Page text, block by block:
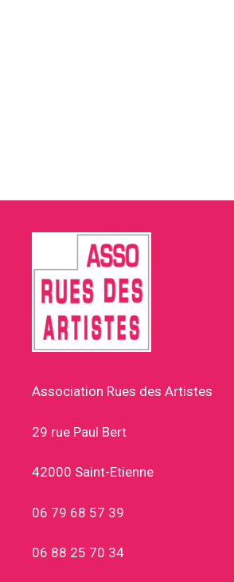
Association Rues des Artistes
29 rue Paul Bert
42000 Saint-Etienne
06 79 68 57 39
06 88 25 70 34